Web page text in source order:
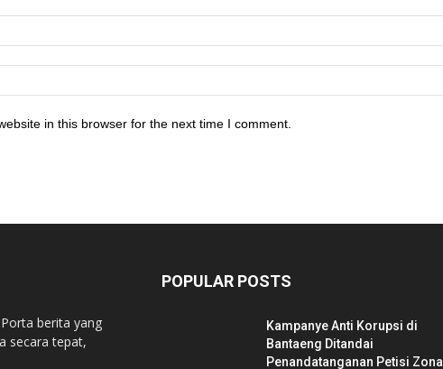
in this browser for the next time I comment.
berita yang
secara tepat,
POPULAR POSTS
Kampanye Anti Korupsi di
Bantaeng Ditandai
Penandatanganan Petisi Zona